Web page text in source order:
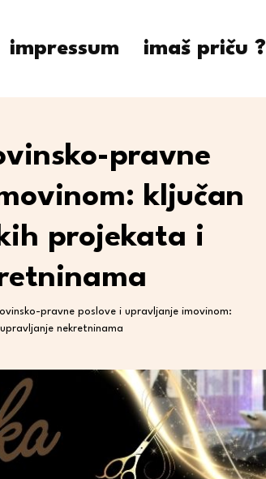
impressum imaš priču ?
pravne
ključan
projekata i
pravne poslove i upravljanje imovinom:
nekretninama